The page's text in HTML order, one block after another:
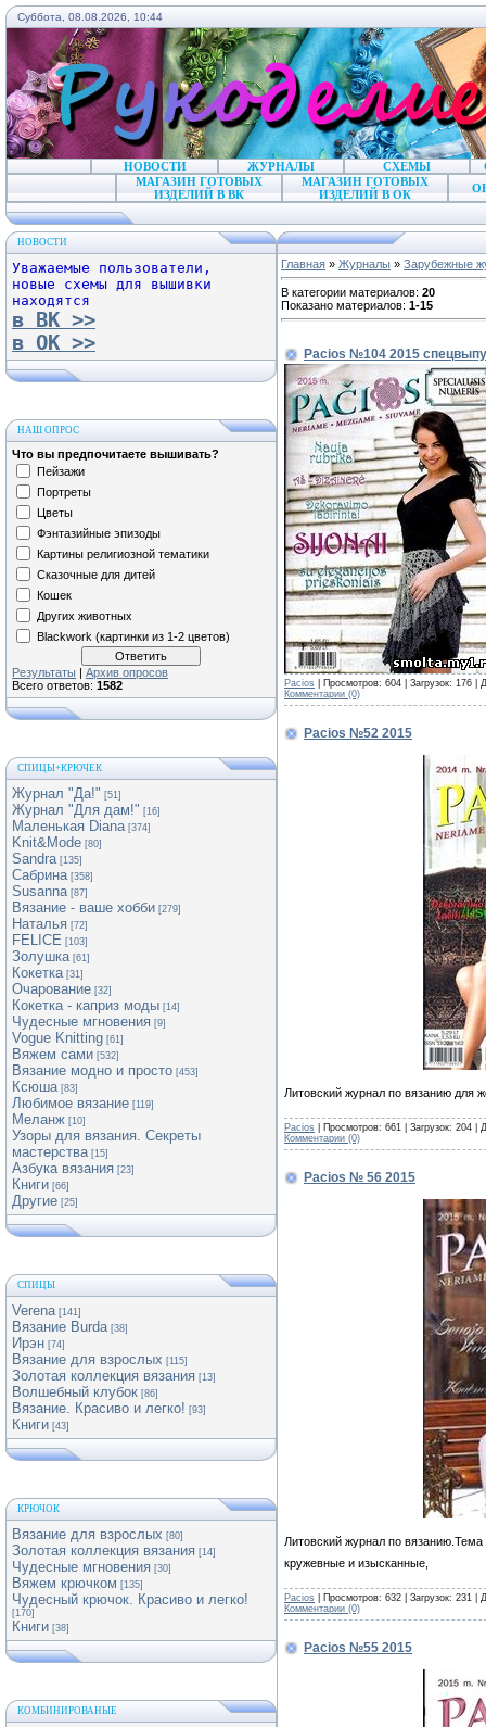
Суббота, 08.08.2026, 10:44
НОВОСТИ ЖУРНАЛЫ СХЕМЫ
МАГАЗИН ГОТОВЫХ
ИЗДЕЛИЙ В ВК
МАГАЗИН ГОТОВЫХ
ИЗДЕЛИЙ В ОК
НОВОСТИ
Уважаемые пользователи,
новые схемы для вышивки
находятся
в ВК >>
в ОК >>
НАШ ОПРОС
Что вы предпочитаете вышивать?
Пейзажи
Портреты
Цветы
Фэнтазийные эпизоды
Картины религиозной тематики
Сказочные для дитей
Кошек
Других животных
Blackwork (картинки из 1-2 цветов)
Результаты | Архив опросов
Всего ответов: 1582
СПИЦЫ+КРЮЧЕК
Журнал "Да!" [51]
Журнал "Для дам!" [16]
Маленькая Diana [374]
Knit&Mode [80]
Sandra [135]
Сабрина [358]
Susanna [87]
Вязание - ваше хобби [279]
Наталья [72]
FELICE [103]
Золушка [61]
Кокетка [31]
Очарование [32]
Кокетка - каприз моды [14]
Чудесные мгновения [9]
Vogue Knitting [61]
Вяжем сами [532]
Вязание модно и просто [453]
Ксюша [83]
Любимое вязание [119]
Меланж [10]
Узоры для вязания. Секреты
мастерства [15]
Азбука вязания [23]
Книги [66]
Другие [25]
СПИЦЫ
Verena [141]
Вязание Burda [38]
Ирэн [74]
Вязание для взрослых [115]
Золотая коллекция вязания [13]
Волшебный клубок [86]
Вязание. Красиво и легко! [93]
Книги [43]
КРЮЧОК
Вязание для взрослых [80]
Золотая коллекция вязания [14]
Чудесные мгновения [30]
Вяжем крючком [135]
Чудесный крючок. Красиво и легко!
[170]
Книги [38]
КОМБИНИРОВАНЫЕ
Главная » Журналы » Зарубежные
В категории материалов: 20
Показано материалов: 1-15
Pacios №104 2015
Pacios | Просмотров: 604 | Загрузок: 176 |
Комментарии (0)
Pacios №52 2015
Литовский журнал по вязанию
Pacios | Просмотров: 661 | Загрузок: 204 |
Комментарии (0)
Pacios № 56 2015
Литовский журнал по
кружевные и изысканные,
Pacios | Просмотров: 632 | Загрузок: 231 |
Комментарии (0)
Pacios №55 2015